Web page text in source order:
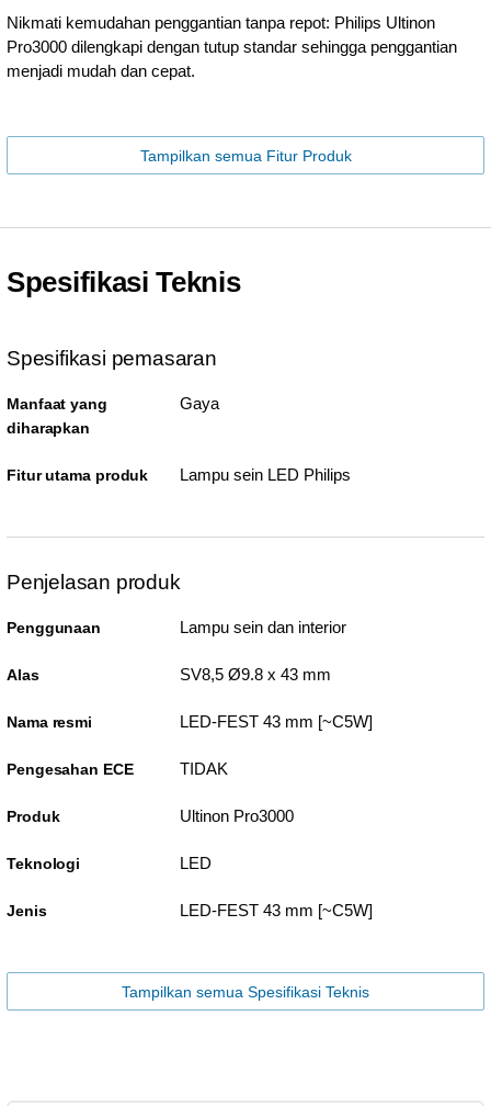
Nikmati kemudahan penggantian tanpa repot: Philips Ultinon
Pro3000 dilengkapi dengan tutup standar sehingga penggantian
menjadi mudah dan cepat.
Tampilkan semua Fitur Produk
Spesifikasi Teknis
Spesifikasi pemasaran
Manfaat yang
diharapkan
Gaya
Fitur utama produk Lampu sein LED Philips
Penjelasan produk
Penggunaan Lampu sein dan interior
Alas SV8,5 Ø9.8 x 43 mm
Nama resmi LED-FEST 43 mm [~C5W]
Pengesahan ECE TIDAK
Produk Ultinon Pro3000
Teknologi LED
Jenis LED-FEST 43 mm [~C5W]
Tampilkan semua Spesifikasi Teknis